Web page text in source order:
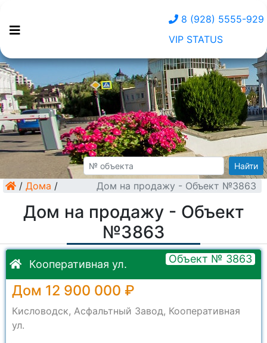
8 (928) 5555-929
VIP STATUS
Найти
/ Дома / Дом на продажу - Объект №3863
Дом на продажу - Объект
№3863
Кооперативная ул. Объект № 3863
Дом 12 900 000 ₽
Кисловодск, Асфальтный Завод, Кооперативная
ул.